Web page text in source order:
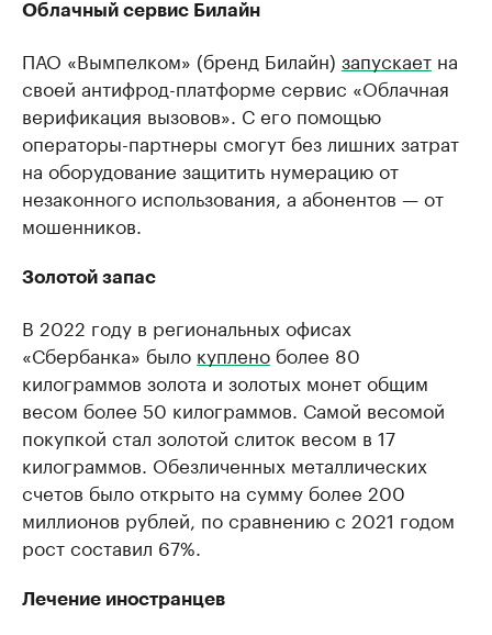
Облачный сервис Билайн
ПАО «Вымпелком» (бренд Билайн) запускает на
своей антифрод-платформе сервис «Облачная
верификация вызовов». С его помощью
операторы-партнеры смогут без лишних затрат
на оборудование защитить нумерацию от
незаконного использования, а абонентов — от
мошенников.
Золотой запас
В 2022 году в региональных офисах
«Сбербанка» было куплено более 80
килограммов золота и золотых монет общим
весом более 50 килограммов. Самой весомой
покупкой стал золотой слиток весом в 17
килограммов. Обезличенных металлических
счетов было открыто на сумму более 200
миллионов рублей, по сравнению с 2021 годом
рост составил 67%.
Лечение иностранцев